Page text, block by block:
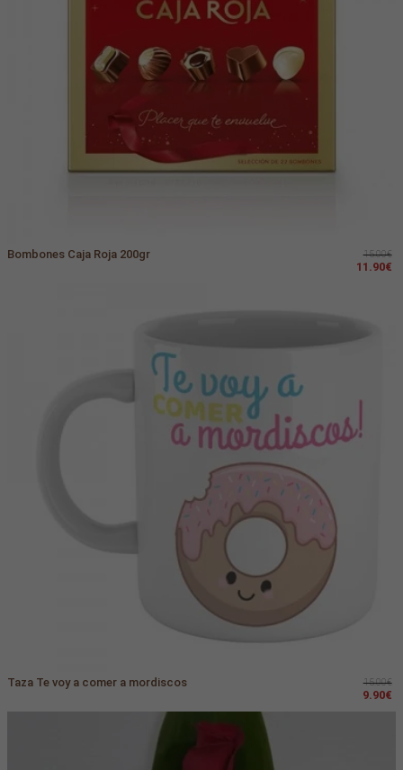
Bombones Caja Roja 200gr 15.00€
11.90€
Taza Te voy a comer a mordiscos 15.00€
9.90€